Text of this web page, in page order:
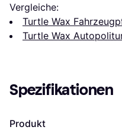
Vergleiche:
Turtle Wax
Turtle Wax
Spezifikationen
Produkt